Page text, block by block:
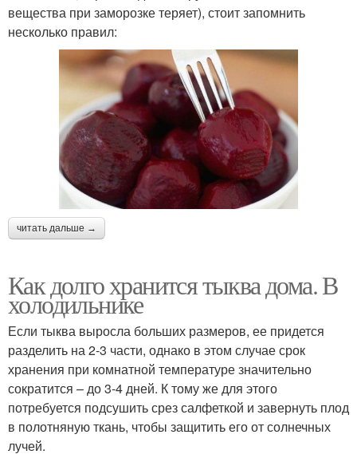
вещества при заморозке теряет), стоит запомнить
несколько правил:
читать дальше →
Как долго хранится тыква дома. В
холодильнике
Если тыква выросла больших размеров, ее придется
разделить на 2-3 части, однако в этом случае срок
хранения при комнатной температуре значительно
сократится – до 3-4 дней. К тому же для этого
потребуется подсушить срез салфеткой и завернуть плод
в полотняную ткань, чтобы защитить его от солнечных
лучей.